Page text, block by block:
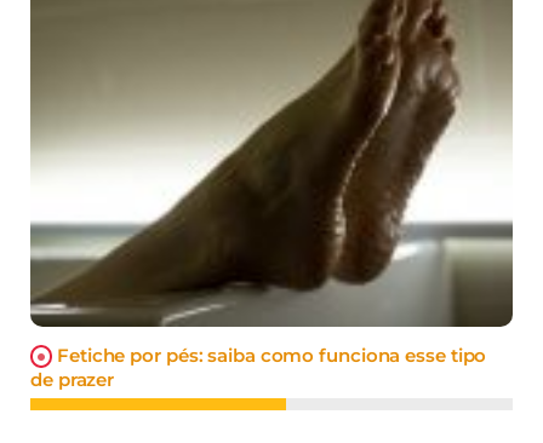
Fetiche por pés: saiba como funciona esse tipo
de prazer